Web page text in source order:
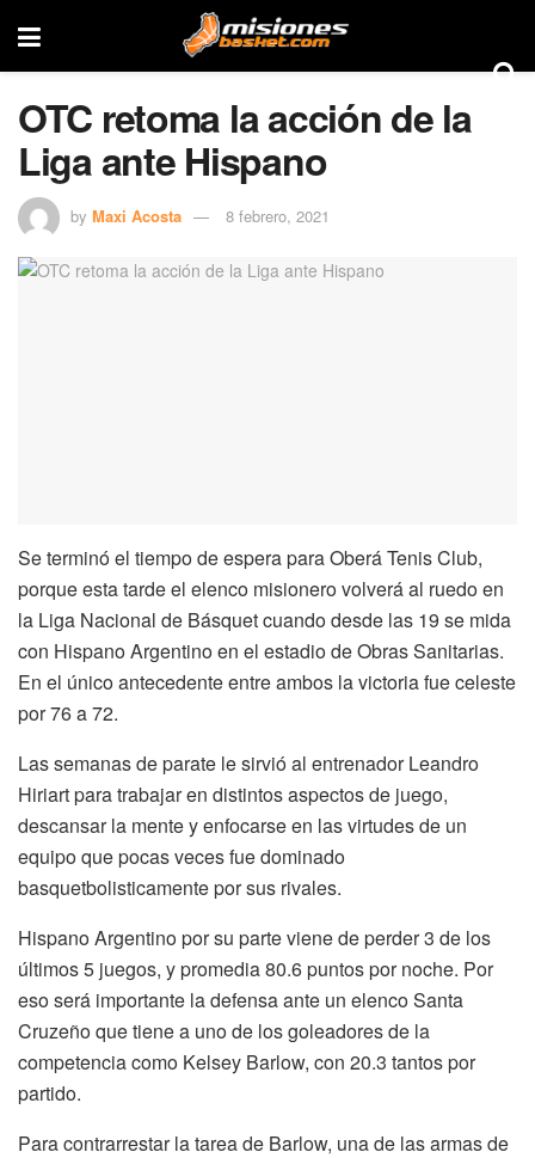
OTC retoma la acción de la
Liga ante Hispano
by Maxi Acosta 8 febrero, 2021
Se terminó el tiempo de espera para Oberá Tenis Club,
porque esta tarde el elenco misionero volverá al ruedo en
la Liga Nacional de Básquet cuando desde las 19 se mida
con Hispano Argentino en el estadio de Obras Sanitarias.
En el único antecedente entre ambos la victoria fue celeste
por 76 a 72.
Las semanas de parate le sirvió al entrenador Leandro
Hiriart para trabajar en distintos aspectos de juego,
descansar la mente y enfocarse en las virtudes de un
equipo que pocas veces fue dominado
basquetbolisticamente por sus rivales.
Hispano Argentino por su parte viene de perder 3 de los
últimos 5 juegos, y promedia 80.6 puntos por noche. Por
eso será importante la defensa ante un elenco Santa
Cruzeño que tiene a uno de los goleadores de la
competencia como Kelsey Barlow, con 20.3 tantos por
partido.
Para contrarrestar la tarea de Barlow, una de las armas de